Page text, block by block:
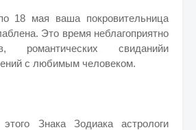
18 мая ваша покровительница
Это время неблагоприятно
романтических свиданийи
с любимым человеком.
этого Знака Зодиака астрологи